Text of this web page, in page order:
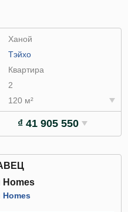
Ханой
Тэйхо
Квартира
2
120 м²
₫ 41 905 550
Homes
Homes